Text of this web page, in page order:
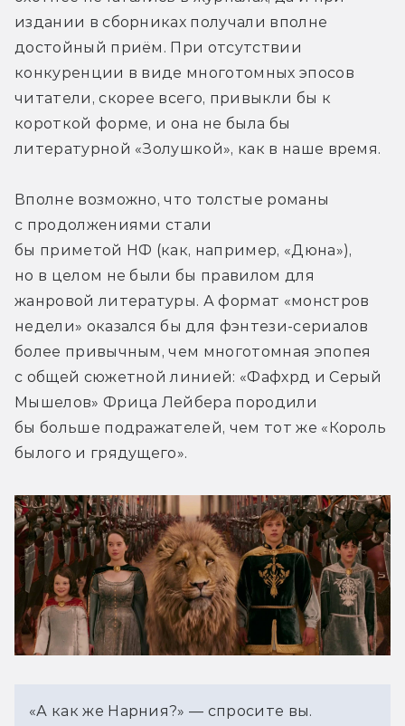
издании в сборниках получали вполне
достойный приём. При отсутствии
конкуренции в виде многотомных эпосов
читатели, скорее всего, привыкли бы к
короткой форме, и она не была бы
литературной «Золушкой», как в наше время.
Вполне возможно, что толстые романы
с продолжениями стали
бы приметой НФ (как, например, «Дюна»),
но в целом не были бы правилом для
жанровой литературы. А формат «монстров
недели» оказался бы для фэнтези-сериалов
более привычным, чем многотомная эпопея
с общей сюжетной линией: «Фафхрд и Серый
Мышелов» Фрица Лейбера породили
бы больше подражателей, чем тот же «Король
былого и грядущего».
«А как же Нарния?» — спросите вы.